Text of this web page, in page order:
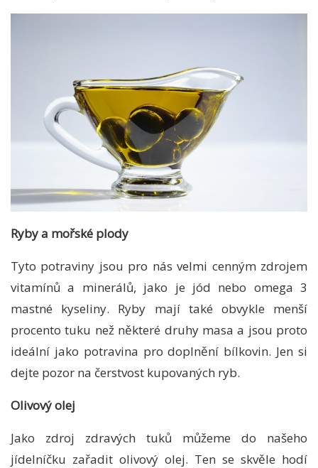
Ryby a mořské plody
Tyto potraviny jsou pro nás velmi cenným zdrojem
vitamínů a minerálů, jako je jód nebo omega 3
mastné kyseliny. Ryby mají také obvykle menší
procento tuku než některé druhy masa a jsou proto
ideální jako potravina pro doplnění bílkovin. Jen si
dejte pozor na čerstvost kupovaných ryb.
Olivový olej
Jako zdroj zdravých tuků můžeme do našeho
jídelníčku zařadit olivový olej. Ten se skvěle hodí